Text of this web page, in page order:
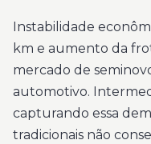
Instabilidade
km e aumento da
mercado de
automotivo.
capturando essa
tradicionais não